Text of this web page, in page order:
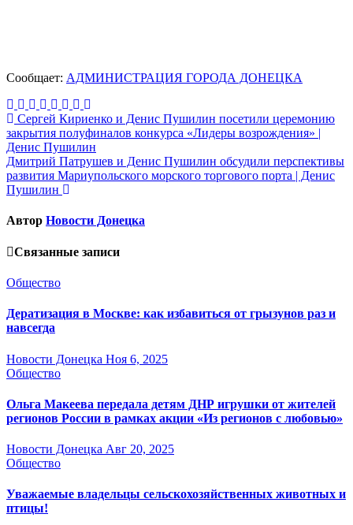
Сообщает: АДМИНИСТРАЦИЯ ГОРОДА ДОНЕЦКА
Навигация
по
записям
Сергей Кириенко и Денис Пушилин посетили церемонию
закрытия полуфиналов конкурса «Лидеры возрождения» |
Денис Пушилин
Дмитрий Патрушев и Денис Пушилин обсудили перспективы
развития Мариупольского морского торгового порта | Денис
Пушилин
Автор Новости Донецка
Связанные записи
Общество
Дератизация в Москве: как избавиться от грызунов раз и
навсегда
Новости Донецка Ноя 6, 2025
Общество
Ольга Макеева передала детям ДНР игрушки от жителей
регионов России в рамках акции «Из регионов с любовью»
Новости Донецка Авг 20, 2025
Общество
Уважаемые владельцы сельскохозяйственных животных и
птицы!